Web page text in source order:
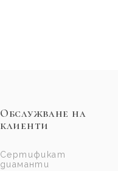
Обслужване на
клиенти
Сертификат
диаманти